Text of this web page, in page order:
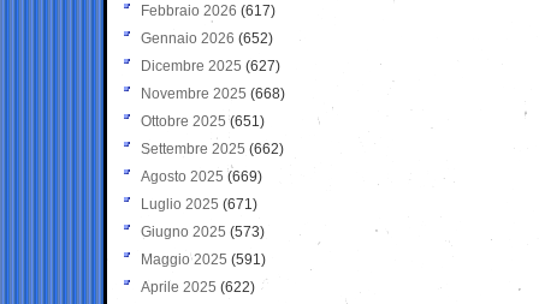
Febbraio 2026 (617)
Gennaio 2026 (652)
Dicembre 2025 (627)
Novembre 2025 (668)
Ottobre 2025 (651)
Settembre 2025 (662)
Agosto 2025 (669)
Luglio 2025 (671)
Giugno 2025 (573)
Maggio 2025 (591)
Aprile 2025 (622)